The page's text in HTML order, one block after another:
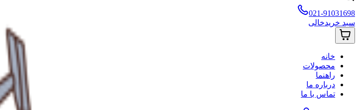
021-91031698
سبد خریدخالی
خانه
محصولات
راهنما
درباره ما
تماس با ما